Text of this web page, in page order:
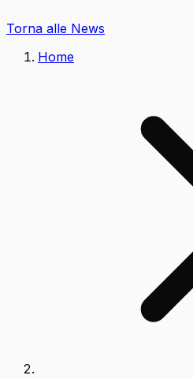
Torna alle News
Home